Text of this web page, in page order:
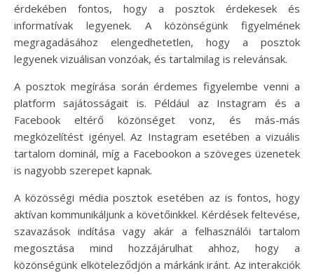
érdekében fontos, hogy a posztok érdekesek és
informatívak legyenek. A közönségünk figyelmének
megragadásához elengedhetetlen, hogy a posztok
legyenek vizuálisan vonzóak, és tartalmilag is relevánsak.
A posztok megírása során érdemes figyelembe venni a
platform sajátosságait is. Például az Instagram és a
Facebook eltérő közönséget vonz, és más-más
megközelítést igényel. Az Instagram esetében a vizuális
tartalom dominál, míg a Facebookon a szöveges üzenetek
is nagyobb szerepet kapnak.
A közösségi média posztok esetében az is fontos, hogy
aktívan kommunikáljunk a követőinkkel. Kérdések feltevése,
szavazások indítása vagy akár a felhasználói tartalom
megosztása mind hozzájárulhat ahhoz, hogy a
közönségünk elköteleződjön a márkánk iránt. Az interakciók